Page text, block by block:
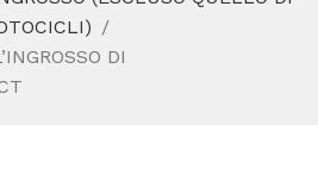
DI